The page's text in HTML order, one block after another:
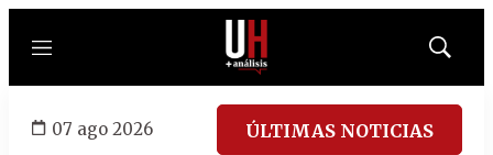
Menú
Mostrar
07 ago 2026 ÚLTIMAS NOTICIAS